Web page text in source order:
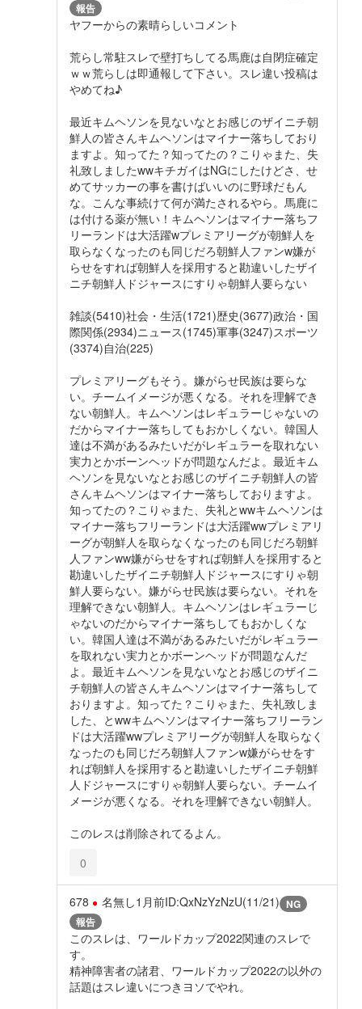
報告
ヤフーからの素晴らしいコメント
荒らし常駐スレで壁打ちしてる馬鹿は自閉症確定
ｗｗ荒らしは即通報して下さい。スレ違い投稿は
やめてね♪
最近キムヘソンを見ないなとお感じのザイニチ朝
鮮人の皆さんキムヘソンはマイナー落ちしており
ますよ。知ってた？知ってたの？こりゃまた、失
礼致しましたwwキチガイはNGにしたけどさ、せ
めてサッカーの事を書けばいいのに野球だもん
な。こんな事続けて何が満たされるやら。馬鹿に
は付ける薬が無い！キムヘソンはマイナー落ちフ
リーランドは大活躍wプレミアリーグが朝鮮人を
取らなくなったのも同じだろ朝鮮人ファンw嫌が
らせをすれば朝鮮人を採用すると勘違いしたザイ
ニチ朝鮮人ドジャースにすりゃ朝鮮人要らない
雑談(5410)社会・生活(1721)歴史(3677)政治・国
際関係(2934)ニュース(1745)軍事(3247)スポーツ
(3374)自治(225)
プレミアリーグもそう。嫌がらせ民族は要らな
い。チームイメージが悪くなる。それを理解でき
ない朝鮮人。キムヘソンはレギュラーじゃないの
だからマイナー落ちしてもおかしくない。韓国人
達は不満があるみたいだがレギュラーを取れない
実力とかボーンヘッドが問題なんだよ。最近キム
ヘソンを見ないなとお感じのザイニチ朝鮮人の皆
さんキムヘソンはマイナー落ちしておりますよ。
知ってたの？こりゃまた、失礼とwwキムヘソンは
マイナー落ちフリーランドは大活躍wwプレミアリ
ーグが朝鮮人を取らなくなったのも同じだろ朝鮮
人ファンww嫌がらせをすれば朝鮮人を採用すると
勘違いしたザイニチ朝鮮人ドジャースにすりゃ朝
鮮人要らない。嫌がらせ民族は要らない。それを
理解できない朝鮮人。キムヘソンはレギュラーじ
ゃないのだからマイナー落ちしてもおかしくな
い。韓国人達は不満があるみたいだがレギュラー
を取れない実力とかボーンヘッドが問題なんだ
よ。最近キムヘソンを見ないなとお感じのザイニ
チ朝鮮人の皆さんキムヘソンはマイナー落ちして
おりますよ。知ってた？こりゃまた、失礼致しま
した、とwwキムヘソンはマイナー落ちフリーラン
ドは大活躍wwプレミアリーグが朝鮮人を取らなく
なったのも同じだろ朝鮮人ファンw嫌がらせをす
れば朝鮮人を採用すると勘違いしたザイニチ朝鮮
人ドジャースにすりゃ朝鮮人要らない。チームイ
メージが悪くなる。それを理解できない朝鮮人。
このレスは削除されてるよん。
0
678 名無し1月前ID:QxNzYzNzU(11/21) NG
報告
このスレは、ワールドカップ2022関連のスレで
す。
精神障害者の諸君、ワールドカップ2022の以外の
話題はスレ違いにつきヨソでやれ。